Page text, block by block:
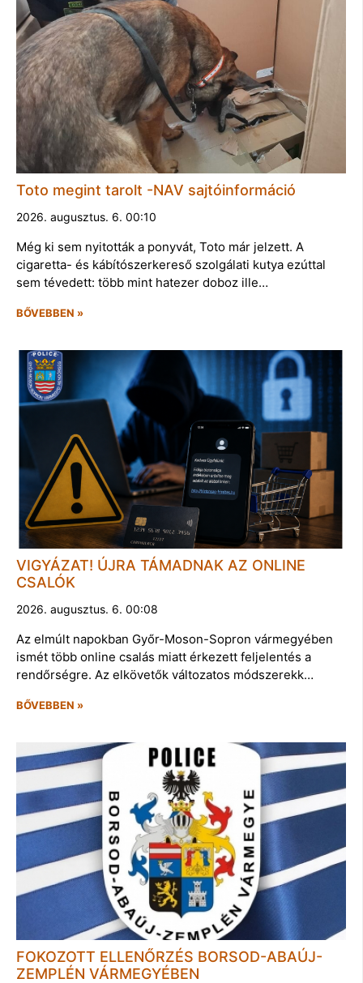
Toto megint tarolt -NAV sajtóinformáció
2026. augusztus. 6. 00:10
Még ki sem nyitották a ponyvát, Toto már jelzett. A
cigaretta- és kábítószerkereső szolgálati kutya ezúttal
sem tévedett: több mint hatezer doboz ille…
BŐVEBBEN »
VIGYÁZAT! ÚJRA TÁMADNAK AZ ONLINE
CSALÓK
2026. augusztus. 6. 00:08
Az elmúlt napokban Győr-Moson-Sopron vármegyében
ismét több online csalás miatt érkezett feljelentés a
rendőrségre. Az elkövetők változatos módszerekk…
BŐVEBBEN »
FOKOZOTT ELLENŐRZÉS BORSOD-ABAÚJ-
ZEMPLÉN VÁRMEGYÉBEN